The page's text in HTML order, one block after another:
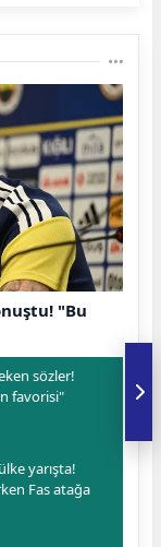
"Bu
sözler!
favorisi"
yarışta!
Fas atağa